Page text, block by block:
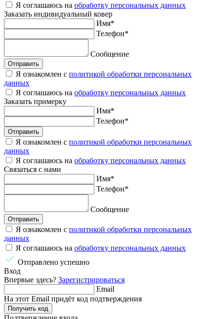
Я соглашаюсь на обработку персональных данных
Заказать индивидуальный ковер
Имя*
Телефон*
Сообщение
Отправить
Я ознакомлен с политикой обработки персональных
данных
Я соглашаюсь на обработку персональных данных
Заказать примерку
Имя*
Телефон*
Отправить
Я ознакомлен с политикой обработки персональных
данных
Я соглашаюсь на обработку персональных данных
Связаться с нами
Имя*
Телефон*
Сообщение
Отправить
Я ознакомлен с политикой обработки персональных
данных
Я соглашаюсь на обработку персональных данных
Отправлено успешно
Вход
Впервые здесь? Зарегистрироваться
Email
На этот Email придёт код подтверждения
Получить код